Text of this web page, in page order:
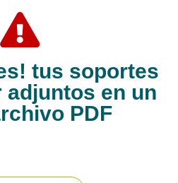
tus soportes
adjuntos en un
PDF